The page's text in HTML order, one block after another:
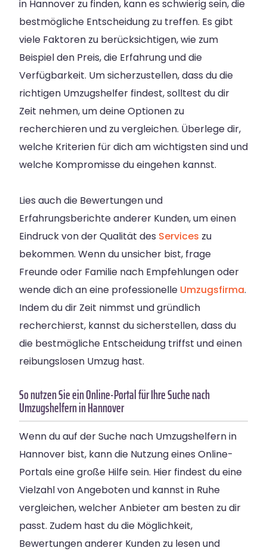
in Hannover zu finden, kann es schwierig sein, die
bestmögliche Entscheidung zu treffen. Es gibt
viele Faktoren zu berücksichtigen, wie zum
Beispiel den Preis, die Erfahrung und die
Verfügbarkeit. Um sicherzustellen, dass du die
richtigen Umzugshelfer findest, solltest du dir
Zeit nehmen, um deine Optionen zu
recherchieren und zu vergleichen. Überlege dir,
welche Kriterien für dich am wichtigsten sind und
welche Kompromisse du eingehen kannst.
Lies auch die Bewertungen und
Erfahrungsberichte anderer Kunden, um einen
Eindruck von der Qualität des Services zu
bekommen. Wenn du unsicher bist, frage
Freunde oder Familie nach Empfehlungen oder
wende dich an eine professionelle Umzugsfirma.
Indem du dir Zeit nimmst und gründlich
recherchierst, kannst du sicherstellen, dass du
die bestmögliche Entscheidung triffst und einen
reibungslosen Umzug hast.
So nutzen Sie ein Online-Portal für Ihre Suche nach
Umzugshelfern in Hannover
Wenn du auf der Suche nach Umzugshelfern in
Hannover bist, kann die Nutzung eines Online-
Portals eine große Hilfe sein. Hier findest du eine
Vielzahl von Angeboten und kannst in Ruhe
vergleichen, welcher Anbieter am besten zu dir
passt. Zudem hast du die Möglichkeit,
Bewertungen anderer Kunden zu lesen und